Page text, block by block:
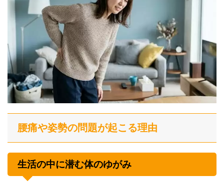
腰痛や姿勢の問題が起こる理由
生活の中に潜む体のゆがみ